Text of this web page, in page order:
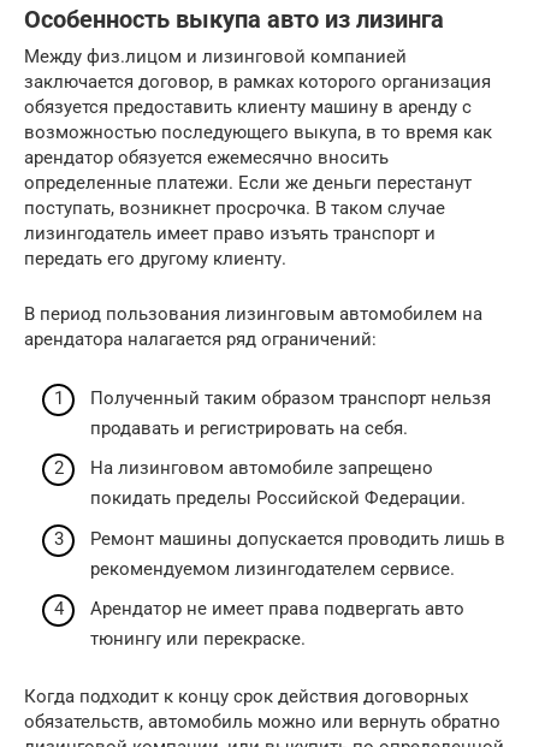
Особенность выкупа авто из лизинга
Между физ.лицом и лизинговой компанией
заключается договор, в рамках которого организация
обязуется предоставить клиенту машину в аренду с
возможностью последующего выкупа, в то время как
арендатор обязуется ежемесячно вносить
определенные платежи. Если же деньги перестанут
поступать, возникнет просрочка. В таком случае
лизингодатель имеет право изъять транспорт и
передать его другому клиенту.
В период пользования лизинговым автомобилем на
арендатора налагается ряд ограничений:
Полученный таким образом транспорт нельзя
продавать и регистрировать на себя.
На лизинговом автомобиле запрещено
покидать пределы Российской Федерации.
Ремонт машины допускается проводить лишь в
рекомендуемом лизингодателем сервисе.
Арендатор не имеет права подвергать авто
тюнингу или перекраске.
Когда подходит к концу срок действия договорных
обязательств, автомобиль можно или вернуть обратно